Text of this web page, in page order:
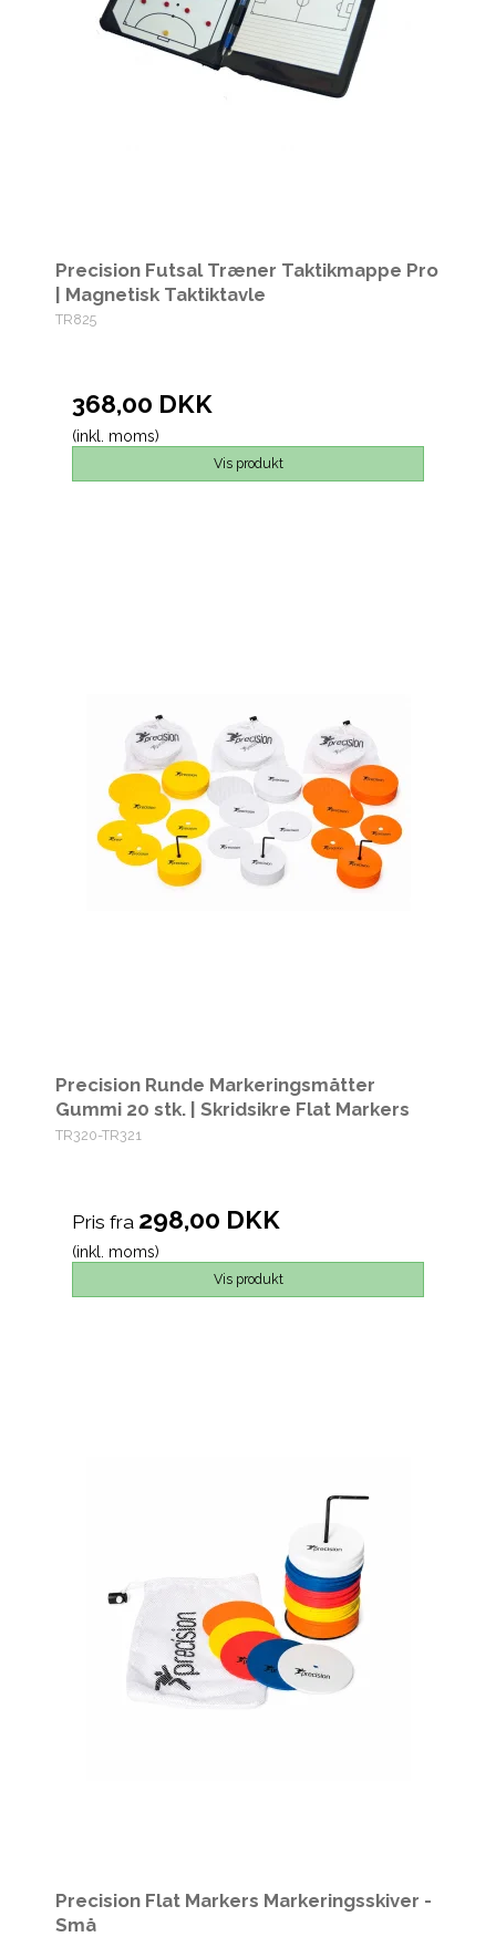
Precision Futsal Træner Taktikmappe Pro
| Magnetisk Taktiktavle
TR825
368,00 DKK
(inkl. moms)
Vis produkt
Precision Runde Markeringsmåtter
Gummi 20 stk. | Skridsikre Flat Markers
TR320-TR321
Pris fra 298,00 DKK
(inkl. moms)
Vis produkt
Precision Flat Markers Markeringsskiver -
Små